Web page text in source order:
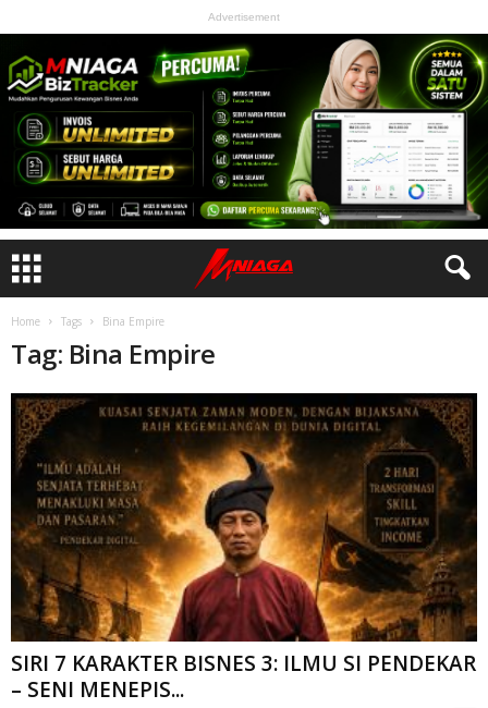
Advertisement
Home Tags Bina Empire
Tag: Bina Empire
SIRI 7 KARAKTER BISNES 3: ILMU SI PENDEKAR
– SENI MENEPIS...